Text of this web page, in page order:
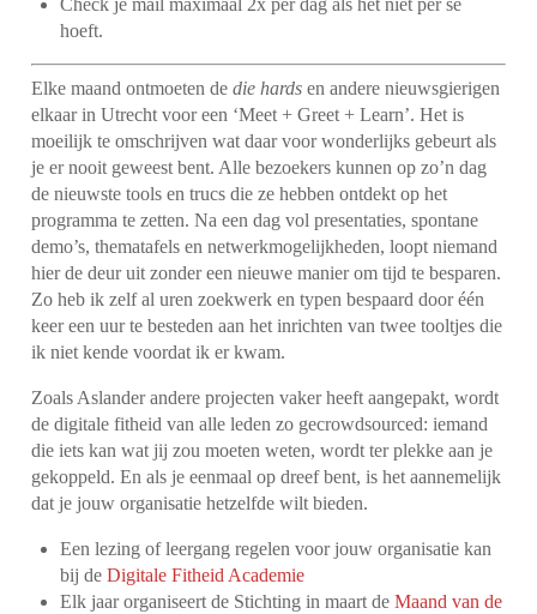
Check je mail maximaal 2x per dag als het niet per se
hoeft.
Elke maand ontmoeten de die hards en andere nieuwsgierigen
elkaar in Utrecht voor een ‘Meet + Greet + Learn’. Het is
moeilijk te omschrijven wat daar voor wonderlijks gebeurt als
je er nooit geweest bent. Alle bezoekers kunnen op zo’n dag
de nieuwste tools en trucs die ze hebben ontdekt op het
programma te zetten. Na een dag vol presentaties, spontane
demo’s, thematafels en netwerkmogelijkheden, loopt niemand
hier de deur uit zonder een nieuwe manier om tijd te besparen.
Zo heb ik zelf al uren zoekwerk en typen bespaard door één
keer een uur te besteden aan het inrichten van twee tooltjes die
ik niet kende voordat ik er kwam.
Zoals Aslander andere projecten vaker heeft aangepakt, wordt
de digitale fitheid van alle leden zo gecrowdsourced: iemand
die iets kan wat jij zou moeten weten, wordt ter plekke aan je
gekoppeld. En als je eenmaal op dreef bent, is het aannemelijk
dat je jouw organisatie hetzelfde wilt bieden.
Een lezing of leergang regelen voor jouw organisatie kan
bij deDigitale Fitheid Academie
Elk jaar organiseert de Stichting in maart deMaand van de